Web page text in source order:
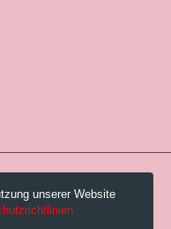
unserer Website